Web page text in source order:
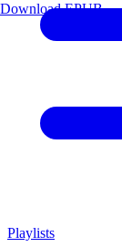
Playlists
Download EPUB